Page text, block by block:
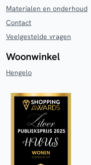
Materialen en onderhoud
Contact
Veelgestelde vragen
Woonwinkel
Hengelo